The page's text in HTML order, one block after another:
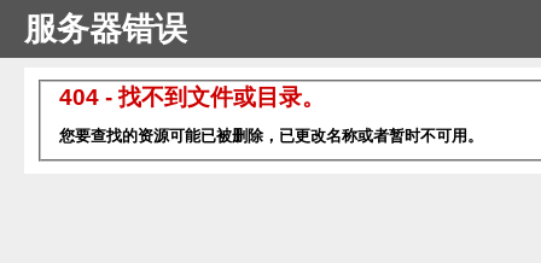
服务器错误
404 - 找不到文件或目录。
您要查找的资源可能已被删除，已更改名称或者暂时不可用。